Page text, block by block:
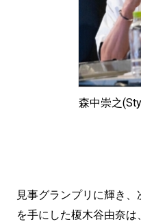
森中崇之
見事グランプリに輝き
を手にした榎木谷由奈